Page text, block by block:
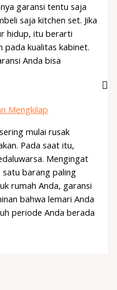
garansi tentu saja
saja kitchen set. Jika
hidup, itu berarti
pada kualitas kabinet.
Anda bisa
Mengkilap
mulai rusak
Pada saat itu,
Mengingat
satu barang paling
rumah Anda, garansi
bahwa lemari Anda
periode Anda berada